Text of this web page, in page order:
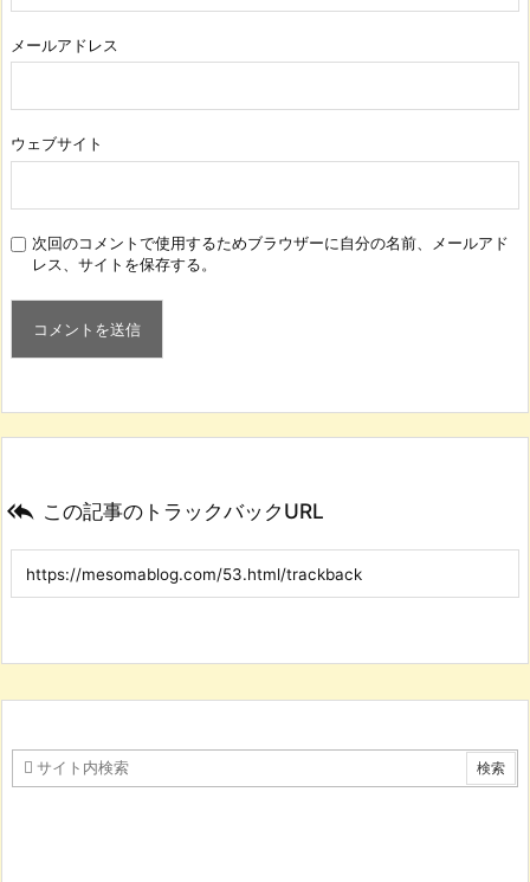
メールアドレス
ウェブサイト
次回のコメントで使用するためブラウザーに自分の名前、メールアド
レス、サイトを保存する。
 この記事のトラックバックURL